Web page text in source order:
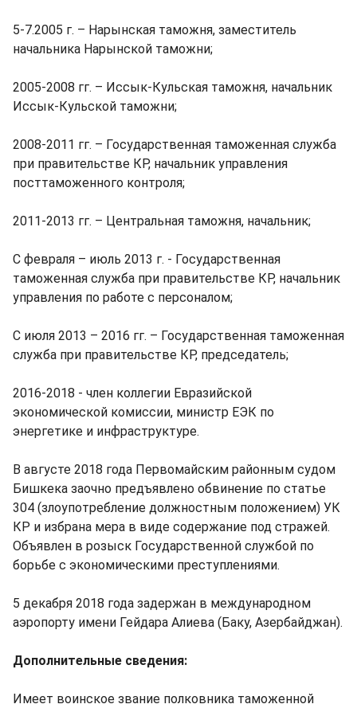
5-7.2005 г. – Нарынская таможня, заместитель
начальника Нарынской таможни;
2005-2008 гг. – Иссык-Кульская таможня, начальник
Иссык-Кульской таможни;
2008-2011 гг. – Государственная таможенная служба
при правительстве КР, начальник управления
посттаможенного контроля;
2011-2013 гг. – Центральная таможня, начальник;
С февраля – июль 2013 г. - Государственная
таможенная служба при правительстве КР, начальник
управления по работе с персоналом;
С июля 2013 – 2016 гг. – Государственная таможенная
служба при правительстве КР, председатель;
2016-2018 - член коллегии Евразийской
экономической комиссии, министр ЕЭК по
энергетике и инфраструктуре.
В августе 2018 года Первомайским районным судом
Бишкека заочно предъявлено обвинение по статье
304 (злоупотребление должностным положением) УК
КР и избрана мера в виде содержание под стражей.
Объявлен в розыск Государственной службой по
борьбе с экономическими преступлениями.
5 декабря 2018 года задержан в международном
аэропорту имени Гейдара Алиева (Баку, Азербайджан).
Дополнительные сведения:
Имеет воинское звание полковника таможенной